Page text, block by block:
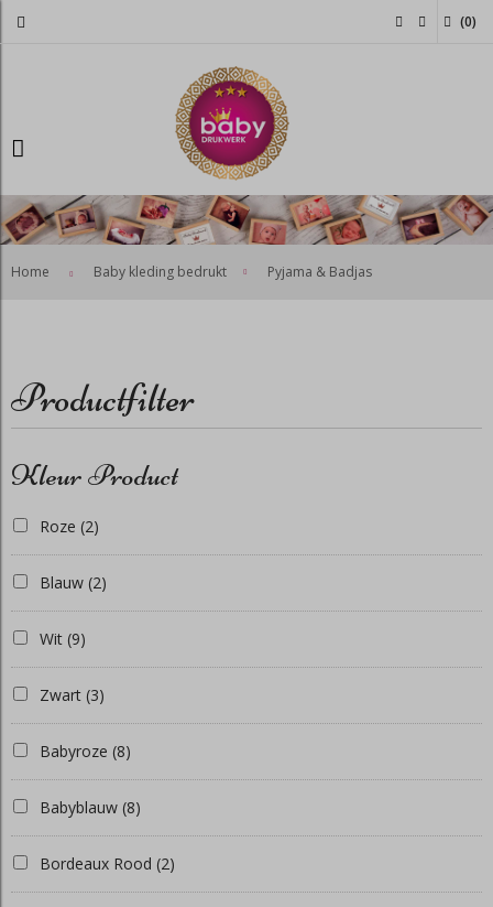
(0)
Home Baby kleding bedrukt Pyjama & Badjas
Productfilter
Kleur Product
Roze (2)
Blauw (2)
Wit (9)
Zwart (3)
Babyroze (8)
Babyblauw (8)
Bordeaux Rood (2)